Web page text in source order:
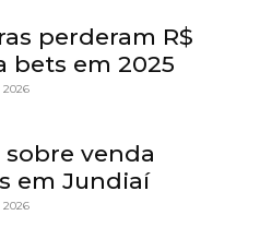
perderam R$
bets em 2025
2026
venda
em Jundiaí
2026